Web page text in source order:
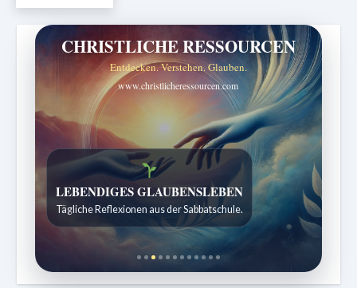
CHRISTLICHE RESSOURCEN
Entdecken. Verstehen. Glauben.
www.christlicheressourcen.com
Bibelgeschichten zum Staunen
Kindergeschichten für 7 bis 12 Jahre.